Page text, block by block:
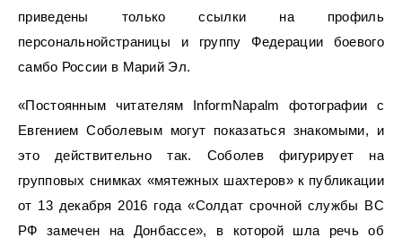
приведены только ссылки на профиль
персональнойстраницы и группу Федерации боевого
самбо России в Марий Эл.
«Постоянным читателям InformNapalm фотографии с
Евгением Соболевым могут показаться знакомыми, и
это действительно так. Соболев фигурирует на
групповых снимках «мятежных шахтеров» к публикации
от 13 декабря 2016 года «Солдат срочной службы ВС
РФ замечен на Донбассе», в которой шла речь об